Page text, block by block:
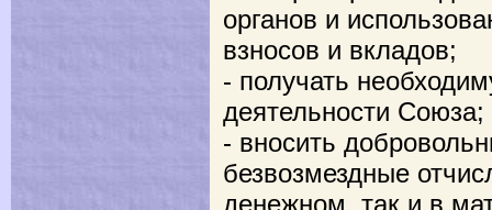
органов и
взносов и вкладов;
- получать
деятельности Союза;
- вносить
безвозмездные
денежном, так и в